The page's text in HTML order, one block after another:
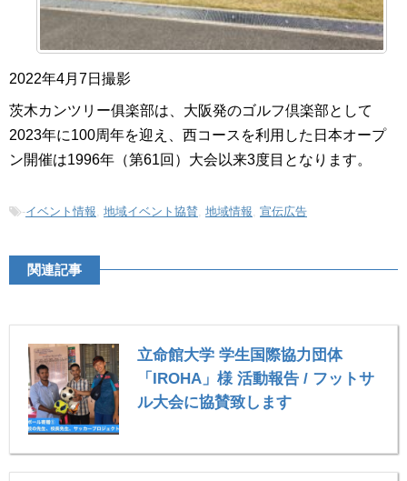
2022年4月7日撮影
茨木カンツリー俱楽部は、大阪発のゴルフ倶楽部として
2023年に100周年を迎え、西コースを利用した日本オープ
ン開催は1996年（第61回）大会以来3度目となります。
-イベント情報 地域イベント協賛 地域情報 宣伝広告
関連記事
立命館大学 学生国際協力団体
「IROHA」様 活動報告 / フットサ
ル大会に協賛致します